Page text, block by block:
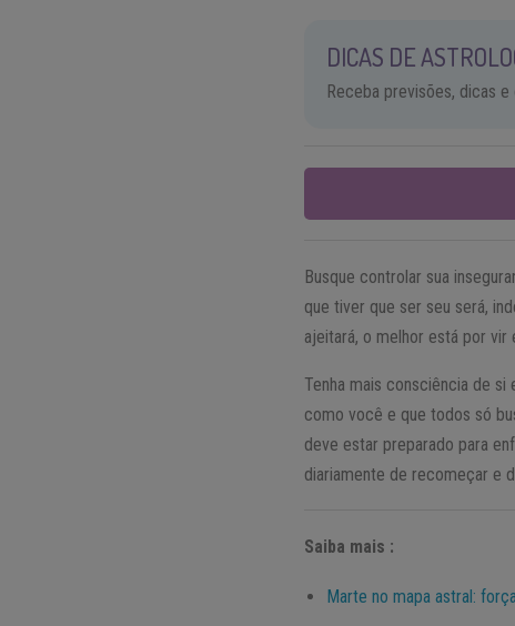
DICAS DE
Receba previsões, dicas
Busque controlar sua
que tiver que ser seu será,
ajeitará, o melhor está por
Tenha mais consciência de
como você e que todos só
deve estar preparado para
diariamente de recomeçar e
Saiba mais :
Marte no mapa astral: